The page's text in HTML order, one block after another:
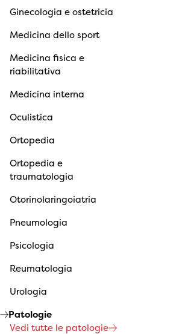
Ginecologia e ostetricia
Medicina dello sport
Medicina fisica e
riabilitativa
Medicina interna
Oculistica
Ortopedia
Ortopedia e
traumatologia
Otorinolaringoiatria
Pneumologia
Psicologia
Reumatologia
Urologia
Patologie
Vedi tutte le patologie